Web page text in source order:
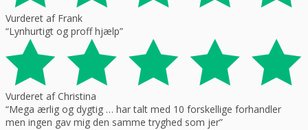
Vurderet af Frank
“Lynhurtigt og proff hjælp”
Vurderet af Christina
“Mega ærlig og dygtig … har talt med 10 forskellige forhandler
men ingen gav mig den samme tryghed som jer”